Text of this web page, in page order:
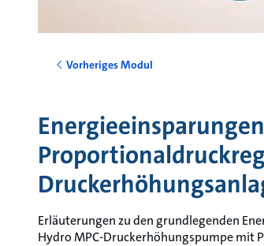
Vorheriges Modul
Erläuterungen zu den grundlegenden
Hydro MPC-Druckerhöhungspumpe mit